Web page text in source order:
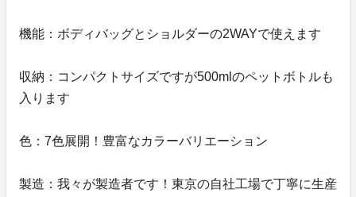
機能：ボディバッグとショルダーの2WAYで使えます
収納：コンパクトサイズですが500mlのペットボトルも
入ります
色：7色展開！豊富なカラーバリエーション
製造：我々が製造者です！東京の自社工場で丁寧に生産